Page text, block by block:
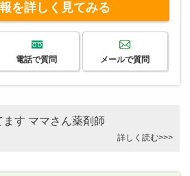
を詳しく見てみる
電話で質問 メールで質問
す ママさん薬剤師
詳しく読む>>>